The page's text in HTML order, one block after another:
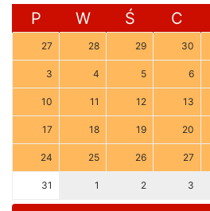
P W Ś C
27 28 29 30
3 4 5 6
10 11 12 13
17 18 19 20
24 25 26 27
31 1 2 3